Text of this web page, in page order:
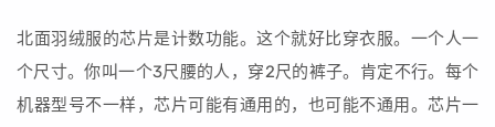
北面羽绒服的芯片是计数功能。这个就好比穿衣服。一个人一
个尺寸。你叫一个3尺腰的人，穿2尺的裤子。肯定不行。每个
机器型号不一样，芯片可能有通用的，也可能不通用。芯片一